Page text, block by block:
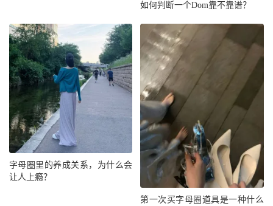
如何判断一个Dom靠不靠谱？
字母圈里的养成关系，为什么会
让人上瘾？
第一次买字母圈道具是一种什么